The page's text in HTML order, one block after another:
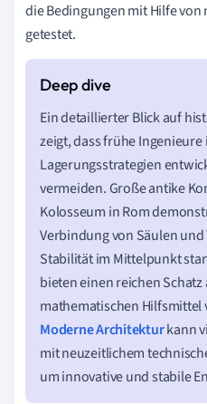
die Bedingungen mit Hilfe
getestet.
Ein detaillierter Blick auf
zeigt, dass frühe
Lagerungsstrategien
vermeiden. Große antike
Kolosseum in Rom
Verbindung von Säulen
Stabilität im Mittelpunkt
bieten einen reichen
mathematischen Hilfsmittel
Moderne Architekturkann
mit neuzeitlichem
um innovative und stabile